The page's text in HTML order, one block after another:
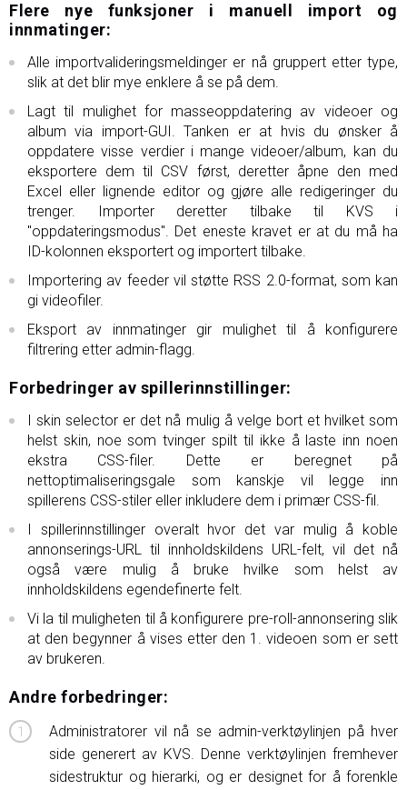
Flere nye funksjoner i manuell import og
innmatinger:
Alle importvalideringsmeldinger er nå gruppert etter type,
slik at det blir mye enklere å se på dem.
Lagt til mulighet for masseoppdatering av videoer og
album via import-GUI. Tanken er at hvis du ønsker å
oppdatere visse verdier i mange videoer/album, kan du
eksportere dem til CSV først, deretter åpne den med
Excel eller lignende editor og gjøre alle redigeringer du
trenger. Importer deretter tilbake til KVS i
"oppdateringsmodus". Det eneste kravet er at du må ha
ID-kolonnen eksportert og importert tilbake.
Importering av feeder vil støtte RSS 2.0-format, som kan
gi videofiler.
Eksport av innmatinger gir mulighet til å konfigurere
filtrering etter admin-flagg.
Forbedringer av spillerinnstillinger:
I skin selector er det nå mulig å velge bort et hvilket som
helst skin, noe som tvinger spilt til ikke å laste inn noen
ekstra CSS-filer. Dette er beregnet på
nettoptimaliseringsgale som kanskje vil legge inn
spillerens CSS-stiler eller inkludere dem i primær CSS-fil.
I spillerinnstillinger overalt hvor det var mulig å koble
annonserings-URL til innholdskildens URL-felt, vil det nå
også være mulig å bruke hvilke som helst av
innholdskildens egendefinerte felt.
Vi la til muligheten til å konfigurere pre-roll-annonsering slik
at den begynner å vises etter den 1. videoen som er sett
av brukeren.
Andre forbedringer:
Administratorer vil nå se admin-verktøylinjen på hver
side generert av KVS. Denne verktøylinjen fremhever
sidestruktur og hierarki, og er designet for å forenkle